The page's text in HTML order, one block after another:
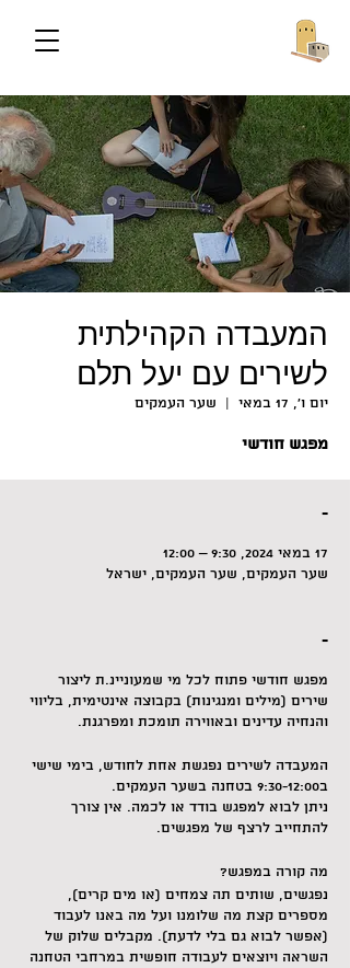
המעבדה הקהילתית
לשירים עם יעל תלם
יום ו׳, 17 במאי
  |
שער העמקים
מפגש חודשי
-
17 במאי 2024, 9:30 – 12:00
שער העמקים, שער העמקים, ישראל
-
מפגש חודשי פתוח לכל מי שמעוניינ.ת ליצור
שירים (מילים ומנגינות) בקבוצה אינטימית, בליווי
והנחיה עדינים ובאווירה תומכת ומפרגנת.
המעבדה לשירים נפגשת אחת לחודש, בימי שישי
ב9:30-12:00 בטחנה בשער העמקים.
ניתן לבוא למפגש בודד או לכמה. אין צורך
להתחייב לרצף של מפגשים.
מה קורה במפגש?
נפגשים, שותים תה צמחים (או מים קרים),
מספרים קצת מה שלומנו ועל מה באנו לעבוד
(אפשר לבוא גם בלי לדעת). מקבלים שלוק של
השראה ויוצאים לעבודה חופשית במרחבי הטחנה